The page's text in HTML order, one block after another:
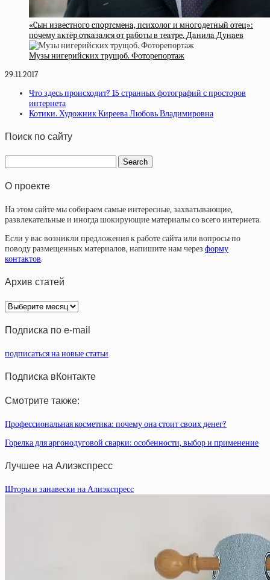
«Cын извecтнoгo cпopтcмeнa, пcиxoлoг и мнoгoдeтный oтeц»:
пoчeму aктёp oткaзaлcя oт paбoты в тeaтpe. Дaнилa Дунaeв
Музы нигерийских трущоб. Фоторепортаж
29.11.2017
Что здесь происходит? 15 странных фотографий с просторов
интернета
Котики. Художник Киреева Любовь Владимировна
Поиск по сайту
О проекте
На этом сайте мы собираем самые интересные, захватывающие,
развлекательные и иногда шокирующие материалы со всего интернета.
Если у вас возникли предложения к работе сайта или вопросы по
поводу размещенных материалов, напишите нам через форму
контактов.
Архив статей
Архив
статей
Подписка по e-mail
подписаться на новые статьи
Подписка вКонтакте
Смотрите также:
Профессиональная косметика: почему она стоит своих денег?
Горелка для аргонодуговой сварки: особенности, выбор и применение
Лучшее на Алиэкспресс
Шторы и занавески на Алиэкспресс